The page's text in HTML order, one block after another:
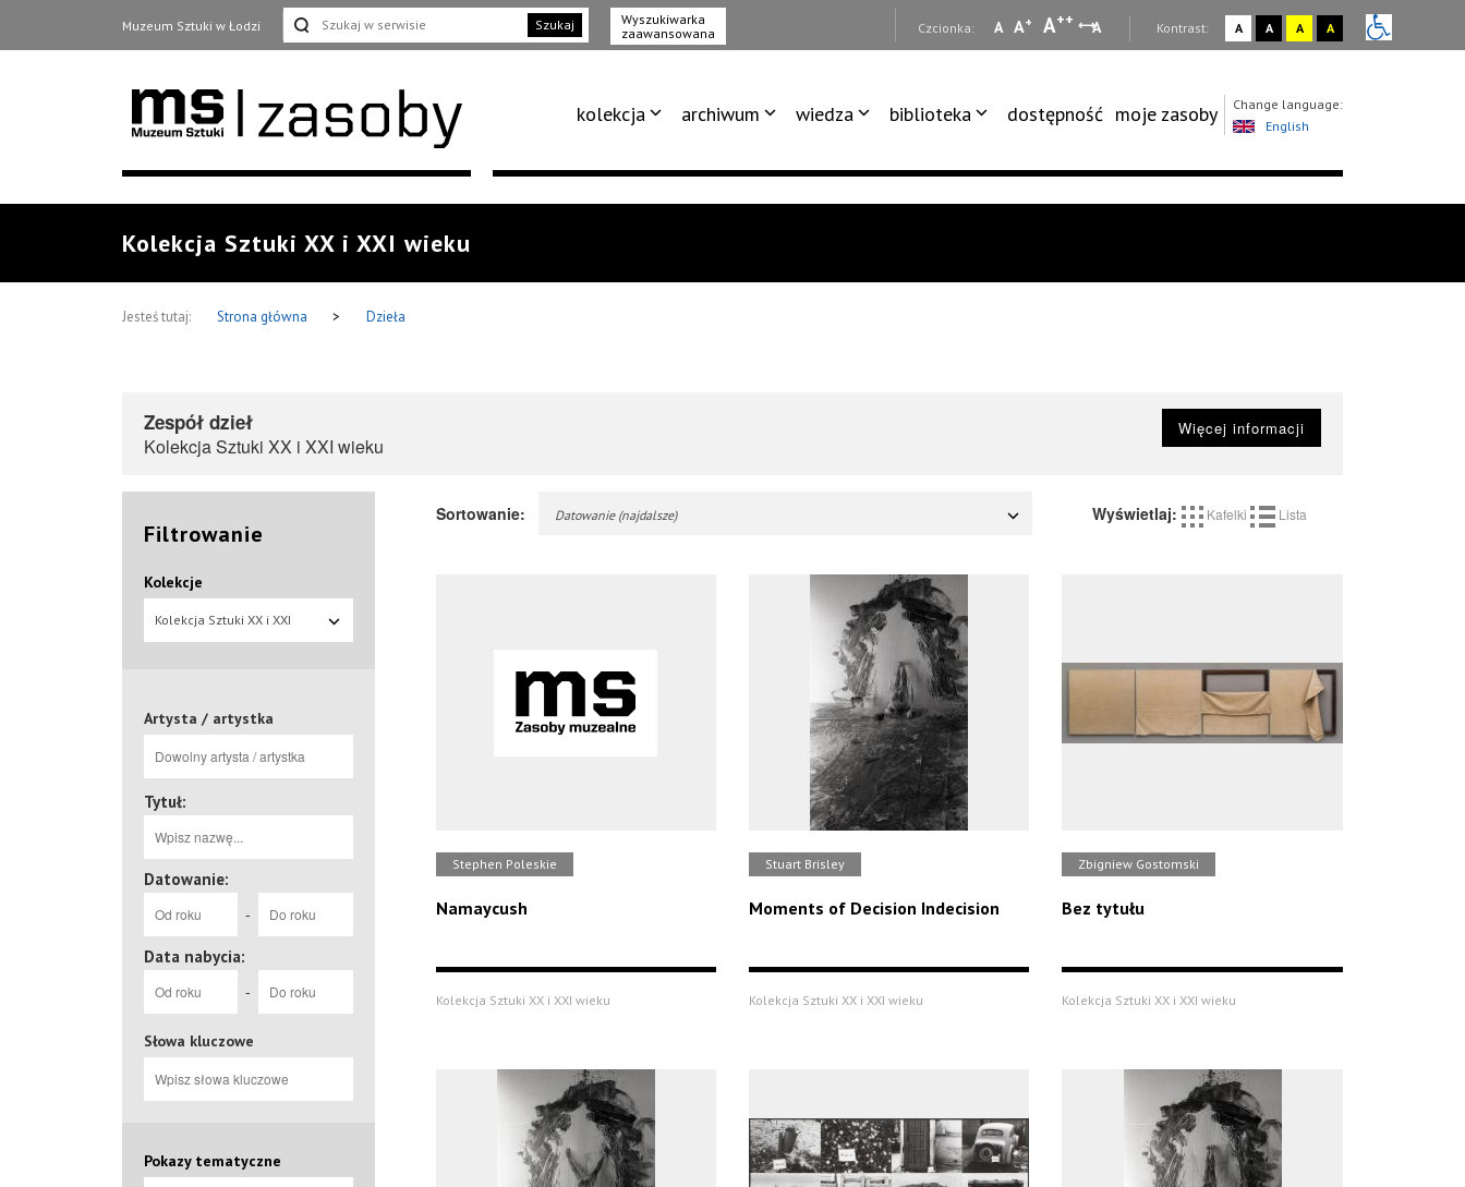
Muzeum Sztuki w Łodzi Szukaj
Wyszukiwarka
zaawansowana
Czcionka: A A+ A++ A Kontrast: A A A A
kolekcja archiwum wiedza biblioteka dostępność moje zasoby
Change language:
English
Kolekcja Sztuki XX i XXI wieku
Jesteś tutaj: Strona główna > Dzieła
Zespół dzieł
Kolekcja Sztuki XX i XXI wieku
Więcej informacji
Filtrowanie
Kolekcje
Kolekcja Sztuki XX i XXI
Artysta / artystka
Tytuł:
Datowanie:
-
Data nabycia:
-
Słowa kluczowe
Pokazy tematyczne
Sortowanie: Datowanie (najdalsze) Wyświetlaj: Kafelki Lista
Stephen Poleskie
Namaycush
Kolekcja Sztuki XX i XXI wieku
Stuart Brisley
Moments of Decision Indecision
Kolekcja Sztuki XX i XXI wieku
Zbigniew Gostomski
Bez tytułu
Kolekcja Sztuki XX i XXI wieku